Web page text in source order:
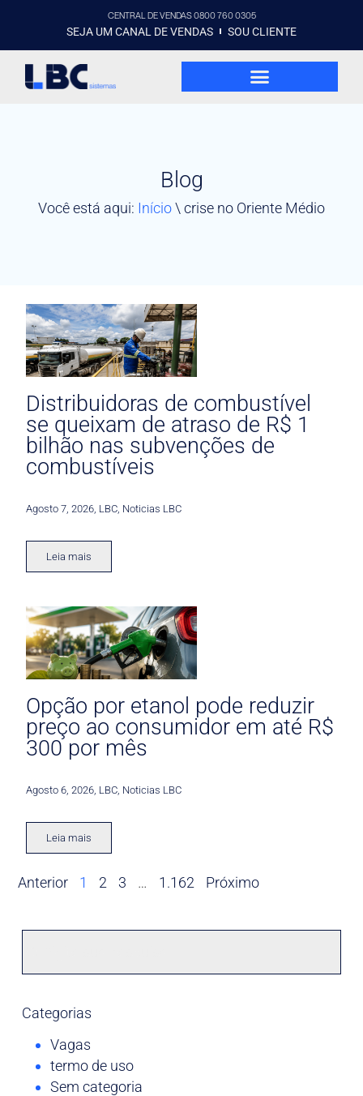
CENTRAL DE VENDAS 0800 760 0305
SEJA UM CANAL DE VENDAS SOU CLIENTE
Blog
Você está aqui: Início\ crise no Oriente Médio
Distribuidoras de combustível
se queixam de atraso de R$ 1
bilhão nas subvenções de
combustíveis
Agosto 7, 2026 LBC Noticias LBC
Leia mais
Opção por etanol pode reduzir
preço ao consumidor em até R$
300 por mês
Agosto 6, 2026 LBC Noticias LBC
Leia mais
Anterior 1 2 3 … 1.162 Próximo
Categorias
Vagas
termo de uso
Sem categoria